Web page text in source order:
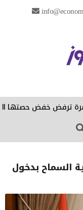
ترفض خفض حصتها
السماح بدخول